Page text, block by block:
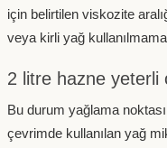
için belirtilen viskozite
veya kirli yağ
2 litre hazne yeterli
Bu durum yağlama noktası
çevrimde kullanılan yağ